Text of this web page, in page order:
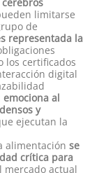
limitarse
de
representada la
los certificados
digital
emociona al
y
ejecutan la
alimentaciónse
crítica para
mercado actual